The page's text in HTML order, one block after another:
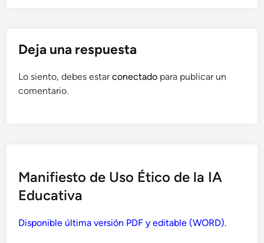
Deja una respuesta
Lo siento, debes estarconectado para publicar un
comentario.
Manifiesto de Uso Ético de la IA
Educativa
Disponible última versión PDF y editable (WORD).